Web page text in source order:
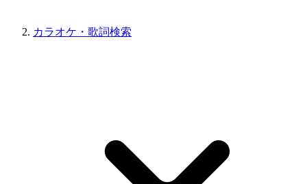
カラオケ・歌詞検索